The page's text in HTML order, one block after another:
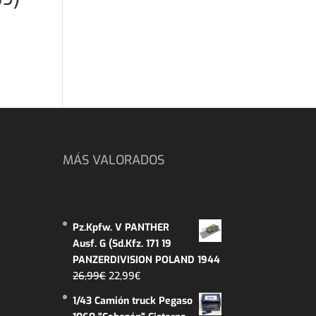
MÁS VALORADOS
Pz.Kpfw. V PANTHER
Ausf. G (Sd.Kfz. 171 19
PANZERDIVISION POLAND 1944
26,99€ El
original
22,99€
actual
1/43 Camión truck Pegaso